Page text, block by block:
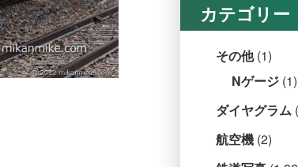
カテゴリー
その他(1)
Nゲージ (1)
ダイヤグラム
航空機 (2)